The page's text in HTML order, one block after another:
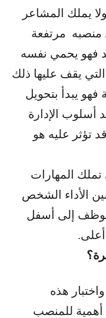
يملك المشاعر
منصبه مرتفعة
فهو يحمي نفسه
يقف عليها ذلك
يبدأ بتحويل
أسلوب الإدارة
تؤثر عليه هو
تملك المهارات
الأداء الشخص
إلى أسفل
أعلى.
هذه
أهمية للمنصب